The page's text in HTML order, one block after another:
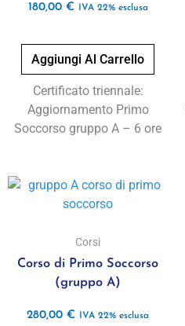
180,00 € IVA 22% esclusa
Aggiungi Al Carrello
Certificato triennale:
Aggiornamento Primo
Soccorso gruppo A – 6 ore
Corsi
Corso di Primo Soccorso
(gruppo A)
280,00 € IVA 22% esclusa